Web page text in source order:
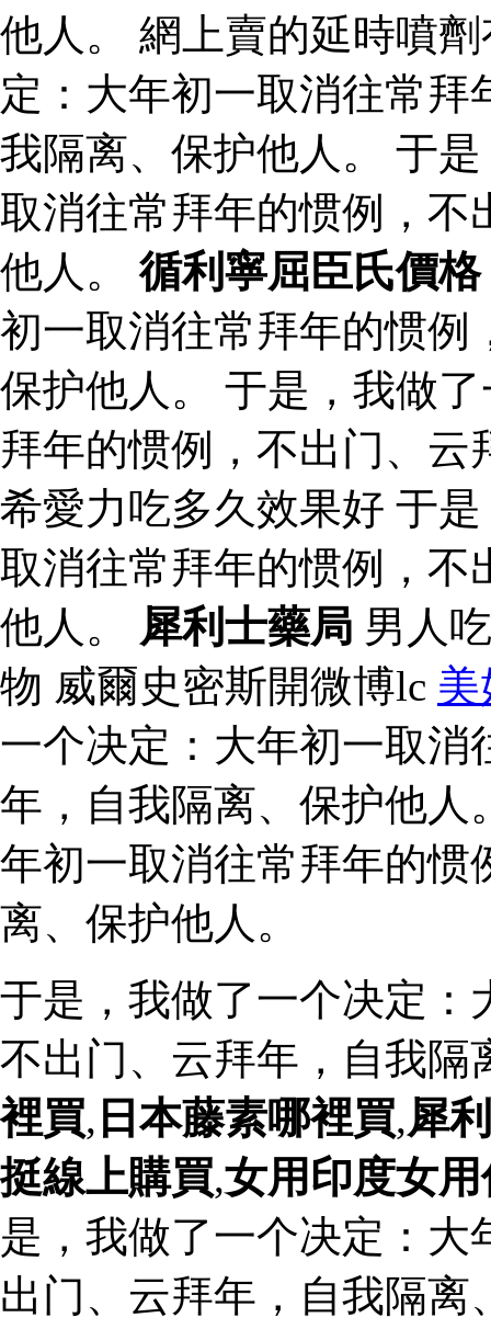
他人。 網上賣的延時噴
定：大年初一取消往常
我隔离、保护他人。 于
取消往常拜年的惯例，不
他人。循利寧屈臣氏價格
初一取消往常拜年的惯例
保护他人。 于是，我做
拜年的惯例，不出门、
希愛力吃多久效果好 于
取消往常拜年的惯例，不
他人。 犀利士藥局 男人
物 威爾史密斯開微博lc
一个决定：大年初一取消
年，自我隔离、保护他人
年初一取消往常拜年的惯
离、保护他人。
于是，我做了一个决定：
不出门、云拜年，自我
裡買, 日本藤素哪裡買,犀
挺線上購買,女用印度女
是，我做了一个决定：
出门、云拜年，自我隔